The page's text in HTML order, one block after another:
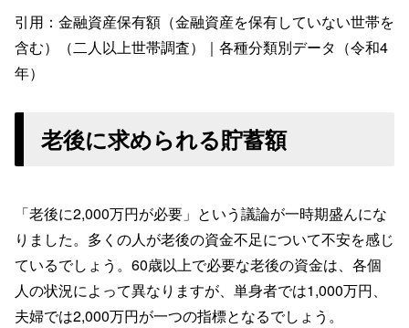
引用：金融資産保有額（金融資産を保有していない世帯を
含む）（二人以上世帯調査）｜各種分類別データ（令和4
年）
老後に求められる貯蓄額
「老後に2,000万円が必要」という議論が一時期盛んにな
りました。多くの人が老後の資金不足について不安を感じ
ているでしょう。60歳以上で必要な老後の資金は、各個
人の状況によって異なりますが、単身者では1,000万円、
夫婦では2,000万円が一つの指標となるでしょう。